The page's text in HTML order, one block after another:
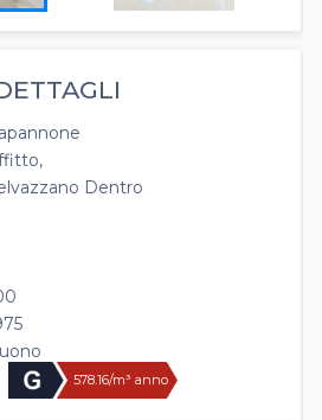
Dentro
578.16/m³ anno